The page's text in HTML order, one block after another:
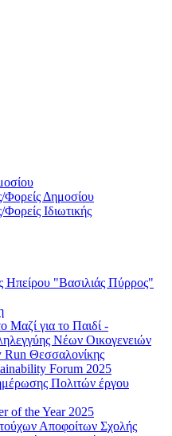
Δημοσίου
Ιδιωτικής
Ηπείρου "Βασιλιάς Πύρρος"
Μαζί για το Παιδί -
Νέων Οικογενειών
Θεσσαλονίκης
Forum 2025
Πολιτών έργου
of the Year 2025
Αποφοίτων Σχολής